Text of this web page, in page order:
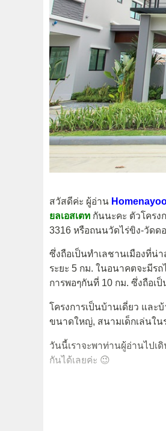
สวัสดีค่ะ ผู้อ่าน
ยลเอสเตท กันนะคะ ตัวโคร
3316 หรือถนนวัดไร่ขิง-วัดด
ซึ่งถือเป็นทำเลชานเมืองที่น่
ระยะ 5 กม. ในอนาคตจะมีร
การพอๆกันที่ 10 กม. ซึ่งถือเ
โครงการเป็นบ้านเดี่ยว แล
ขนาดใหญ่, สนามเด็กเล่นใน
วันนี้เราจะพาท่านผู้อ่านไปเ
กันได้เลยค่ะ 😉